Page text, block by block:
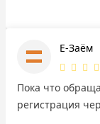
Е-Заём
Пока что
регистрация